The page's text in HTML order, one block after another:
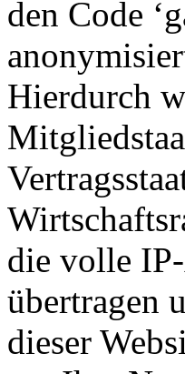
den Code
Hierdurch
die volle
übertragen
dieser